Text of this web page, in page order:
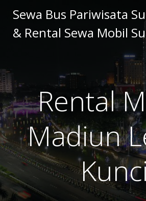
to
content
Sewa Bus Pariwisata
& Rental Sewa Mobil
Rental
Madiun